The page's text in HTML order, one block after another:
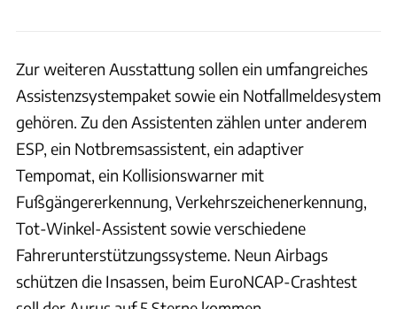
Zur weiteren Ausstattung sollen ein umfangreiches
Assistenzsystempaket sowie ein Notfallmeldesystem
gehören. Zu den Assistenten zählen unter anderem
ESP, ein Notbremsassistent, ein adaptiver
Tempomat, ein Kollisionswarner mit
Fußgängererkennung, Verkehrszeichenerkennung,
Tot-Winkel-Assistent sowie verschiedene
Fahrerunterstützungssysteme. Neun Airbags
schützen die Insassen, beim EuroNCAP-Crashtest